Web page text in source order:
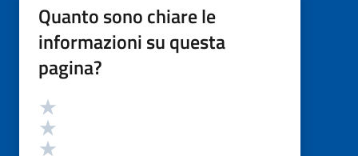
Quanto sono chiare le
informazioni su questa
pagina?
Valutazione